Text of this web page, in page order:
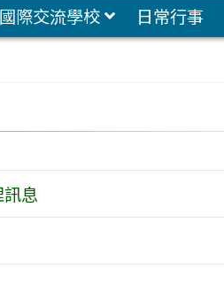
國際交流學校 日常行事
息